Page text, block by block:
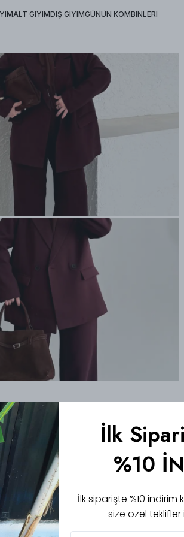
ALT GIYIMDIŞ GIYIMGÜNÜN KOMBINLERI
İlk
%10
İlk siparişte %10
size özel